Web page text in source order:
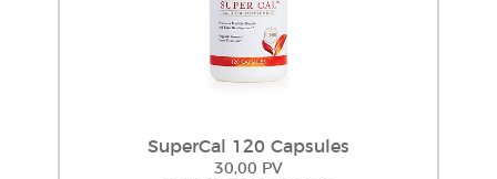
SuperCal 120 Capsules
30,00 PV